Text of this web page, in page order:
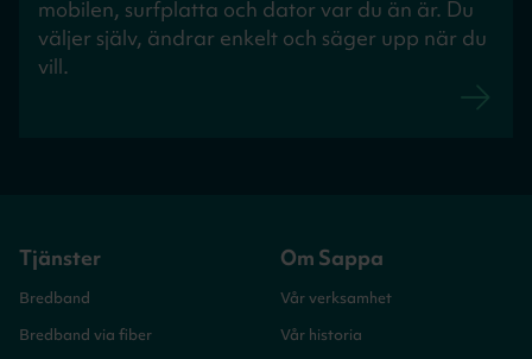
mobilen, surfplatta och dator var du än är. Du
väljer själv, ändrar enkelt och säger upp när du
vill.
Tjänster
Bredband
Bredband via fiber
Om Sappa
Vår verksamhet
Vår historia